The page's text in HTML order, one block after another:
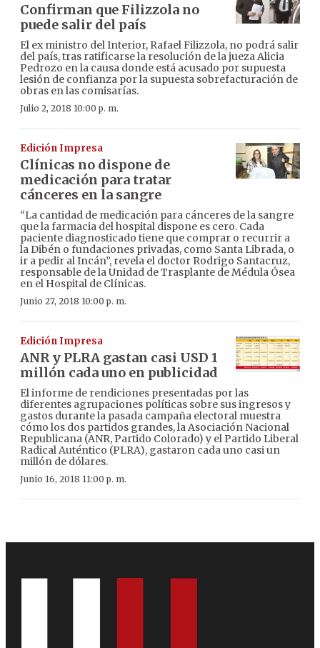
Confirman que Filizzola no
puede salir del país
El ex ministro del Interior, Rafael Filizzola, no podrá salir
del país, tras ratificarse la resolución de la jueza Alicia
Pedrozo en la causa donde está acusado por supuesta
lesión de confianza por la supuesta sobrefacturación de
obras en las comisarías.
Julio 2, 2018 10:00 p. m.
Edición Impresa
Clínicas no dispone de
medicación para tratar
cánceres en la sangre
“La cantidad de medicación para cánceres de la sangre
que la farmacia del hospital dispone es cero. Cada
paciente diagnosticado tiene que comprar o recurrir a
la Dibén o fundaciones privadas, como Santa Librada, o
ir a pedir al Incán”, revela el doctor Rodrigo Santacruz,
responsable de la Unidad de Trasplante de Médula Ósea
en el Hospital de Clínicas.
Junio 27, 2018 10:00 p. m.
Edición Impresa
ANR y PLRA gastan casi USD 1
millón cada uno en publicidad
El informe de rendiciones presentadas por las
diferentes agrupaciones políticas sobre sus ingresos y
gastos durante la pasada campaña electoral muestra
cómo los dos partidos grandes, la Asociación Nacional
Republicana (ANR, Partido Colorado) y el Partido Liberal
Radical Auténtico (PLRA), gastaron cada uno casi un
millón de dólares.
Junio 16, 2018 11:00 p. m.